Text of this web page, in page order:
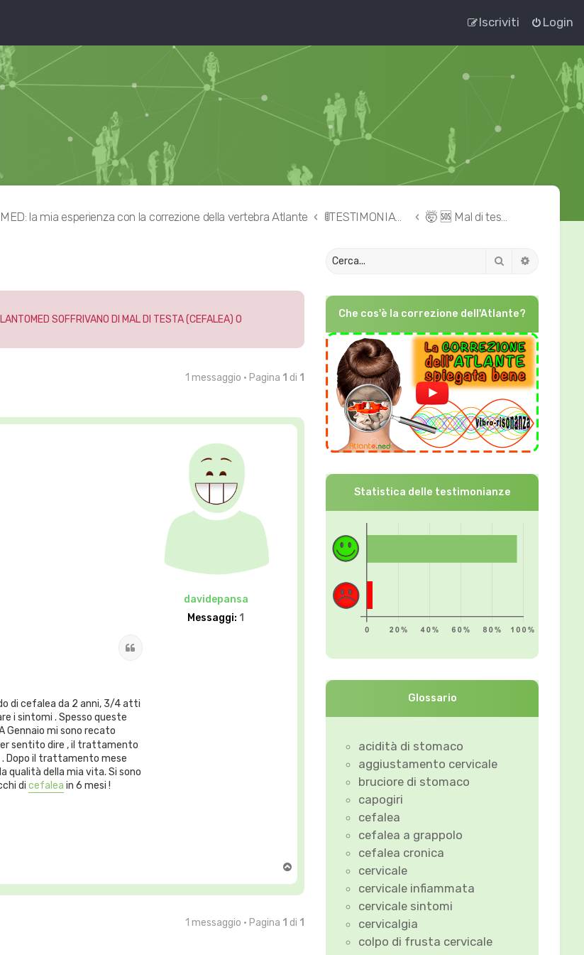
Login
Iscriviti
la mia esperienza con la correzione della vertebra Atlante 🚦TESTIMONIANZE 👉🏻 correzione dell'Atlante 🤯 🆘 Mal di testa – cefalea – emicrania
SOFFRIVANO DI MAL DI TESTA (CEFALEA) O
1 messaggio • Pagina 1 di 1
davidepansa
Messaggi: 1
di cefalea da 2 anni, 3/4 atti
i sintomi . Spesso queste
Gennaio mi sono recato
sentito dire , il trattamento
. Dopo il trattamento mese
qualità della mia vita. Si sono
di cefalea in 6 mesi !
o
1 messaggio • Pagina 1 di 1
Cerca
Che cos'è la correzione dell'Atlante?
Statistica delle testimonianze
Glossario
acidità di stomaco
aggiustamento cervicale
bruciore di stomaco
capogiri
cefalea
cefalea a grappolo
cefalea cronica
cervicale
cervicale infiammata
cervicale sintomi
cervicalgia
colpo di frusta cervicale